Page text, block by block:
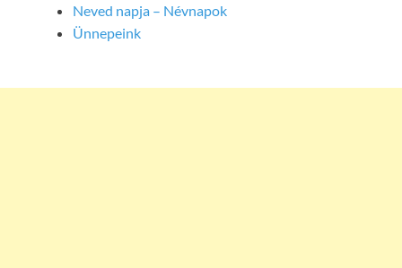
Neved napja – Névnapok
Ünnepeink